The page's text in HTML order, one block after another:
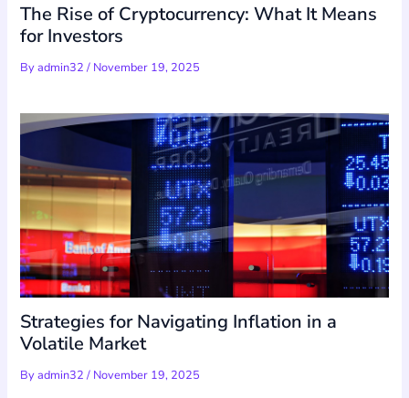
The Rise of Cryptocurrency: What It Means
for Investors
Byadmin32/ November 19, 2025
Strategies for Navigating Inflation in a
Volatile Market
Byadmin32/ November 19, 2025